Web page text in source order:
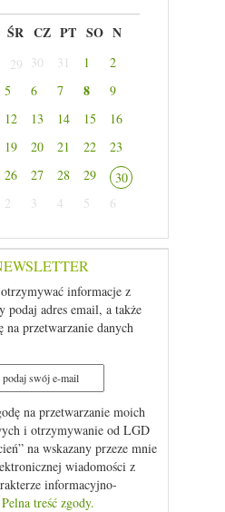
ŚR CZ PT SO N
29 30 31 1
2
5 6 7 8
9
12 13 14 15
16
19 20 21 22
23
26 27 28 29
30
2 3 4 5 6
otrzymywać informacje z
podaj adres email, a także
na przetwarzanie danych
na przetwarzanie moich
i otrzymywanie od LGD
na wskazany przeze mnie
wiadomości z
informacyjno-
Pelna treść zgody.